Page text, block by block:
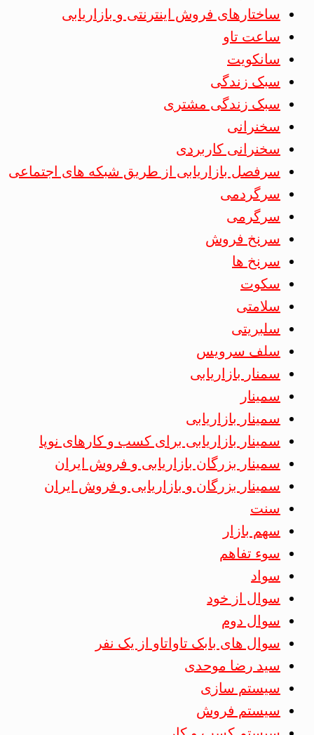
ساختارهای فروش اینترنتی و بازاریابی
ساعت تاو
سانکویت
سبک زندگی
سبک زندگی مشتری
سخنرانی
سخنرانی کاربردی
سرفصل بازاریابی از طریق شبکه های اجتماعی
سرگردمی
سرگرمی
سرنخ فروش
سرنخ ها
سکوت
سلامتی
سلبریتی
سلف سرویس
سمنار بازاریابی
سمینار
سمینار بازاریابی
سمینار بازاریابی برای کسب و کارهای نوپا
سمینار بزرگان بازاریابی و فروش ایران
سمینار بزرگان و بازاریابی و فروش ایران
سنت
سهم بازار
سوء تفاهم
سواد
سوال از خود
سوال دوم
سوال های بابک تاواتاو از یک نفر
سید رضا موحدی
سیستم سازی
سیستم فروش